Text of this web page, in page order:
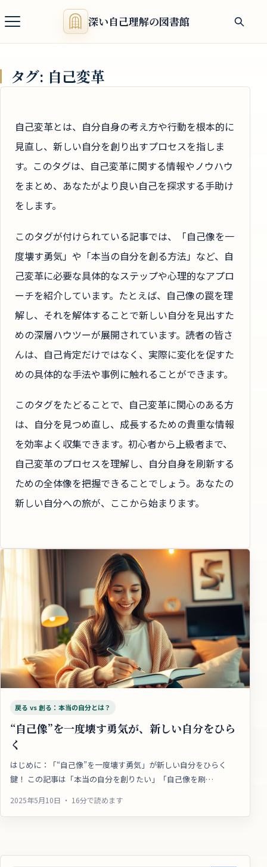
深い自己理解の図書館
タグ: 自己変革
自己変革とは、自分自身の考え方や行動を根本的に
見直し、新しい自分を創り出すプロセスを指しま
す。このタグは、自己変革に関する情報やノウハウ
をまとめ、あなたがより良い自己を探求する手助け
をします。
このタグが付けられている記事では、「自己像を一
度壊す勇気」や「本当の自分を創る方法」など、自
己変革に必要な具体的なステップや心理的なアプロ
ーチを紹介しています。たとえば、自己像の罠を理
解し、それを解体することで新しい自分を見出すた
めの深層ハウツーが展開されています。読者の皆さ
んは、自己肯定だけではなく、実際に変化を促すた
めの具体的な手法や事例に触れることができます。
このタグをたどることで、自己変革に関心のある方
は、自分を見つめ直し、成長するための貴重な情報
を効率よく収集できます。初心者から上級者まで、
自己変革のプロセスを理解し、自分自身を刷新する
ための全体像を把握できることでしょう。あなたの
新しい自分への旅が、ここから始まります。
戻る vs 創る：本当の自分とは？
“自己像”を一度壊す勇気が、新しい自分をひら
く
はじめに：「“自己像”を一度壊す勇気」が新しい自分をひらく
鍵！ この記事は「本当の自分を創りたい」「自己像を刷…
2025年5月10日 ・ 16分で読めます